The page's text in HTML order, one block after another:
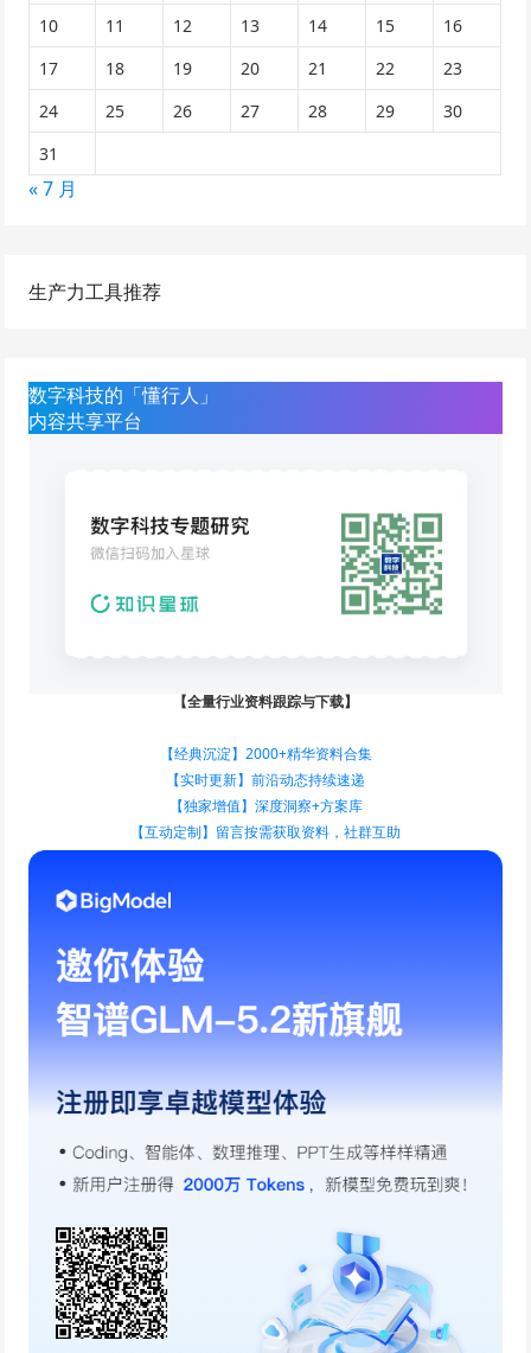
10
11 12 13 14 15
16
17
18 19 20 21 22
23
24
25 26 27 28 29
30
31
« 7 月
生产力工具推荐
数字科技的「懂行人」
内容共享平台
【全量行业资料跟踪与下载】
【经典沉淀】2000+精华资料合集
【实时更新】前沿动态持续速递
【独家增值】深度洞察+方案库
【互动定制】留言按需获取资料，社群互助